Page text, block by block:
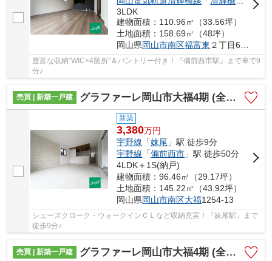
3LDK
建物面積：110.96㎡（33.56坪）
土地面積：158.69㎡（48坪）
岡山県岡山市南区福富東 ２丁目6-10
豊富な収納”WIC×4箇所”＆パントリー付き！『備前西市駅』まで車で9
分♪
売買 | 新築一戸建 グラファーレ岡山市大福4期 (全2棟)
新築
3,380万円
宇野線 「妹尾 」駅 徒歩9分
宇野線 「備前西市 」駅 徒歩50分
4LDK＋1S(納戸)
建物面積：96.46㎡（29.17坪）
土地面積：145.22㎡（43.92坪）
岡山県岡山市南区大福1254-13
シューズクローク・ウォークインＣＬなど収納充実！『妹尾駅』まで
徒歩9分♪
売買 | 新築一戸建 グラファーレ岡山市大福4期 (全2棟)